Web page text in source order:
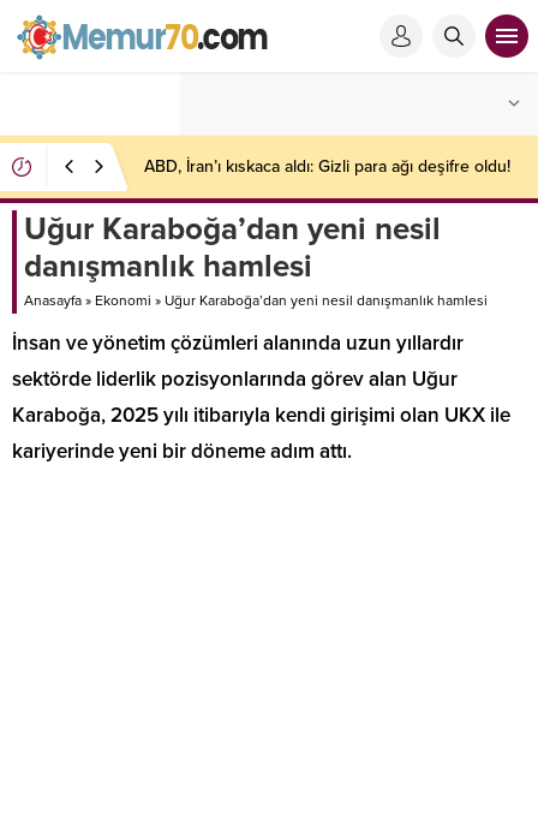
ABD, İran’ı kıskaca aldı: Gizli para ağı deşifre oldu!
Uğur Karaboğa’dan yeni nesil
danışmanlık hamlesi
Anasayfa » Ekonomi » Uğur Karaboğa’dan yeni nesil danışmanlık hamlesi
İnsan ve yönetim çözümleri alanında uzun yıllardır
sektörde liderlik pozisyonlarında görev alan Uğur
Karaboğa, 2025 yılı itibarıyla kendi girişimi olan UKX ile
kariyerinde yeni bir döneme adım attı.